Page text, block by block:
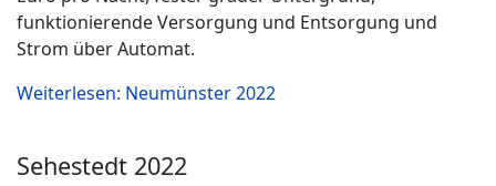
funktionierende Versorgung und Entsorgung und
Strom über Automat.
Weiterlesen: Neumünster 2022
Sehestedt 2022